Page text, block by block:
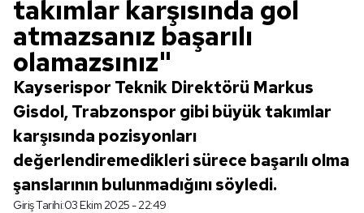
takımlar karşısında gol
atmazsanız başarılı
olamazsınız"
Kayserispor Teknik Direktörü Markus
Gisdol, Trabzonspor gibi büyük takımlar
karşısında pozisyonları
değerlendiremedikleri sürece başarılı olma
şanslarının bulunmadığını söyledi.
Giriş Tarihi:03 Ekim 2025 - 22:49